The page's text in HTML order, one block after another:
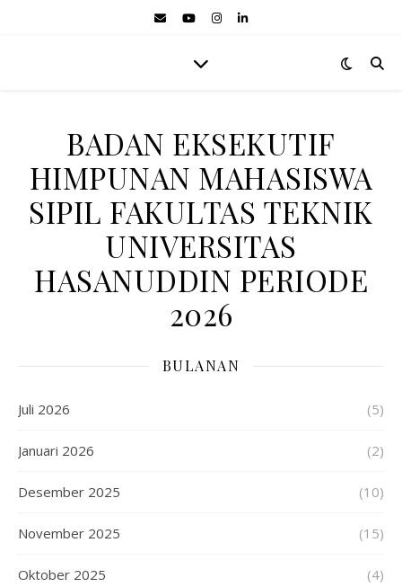
BADAN EKSEKUTIF
HIMPUNAN MAHASISWA
SIPIL FAKULTAS TEKNIK
UNIVERSITAS
HASANUDDIN PERIODE
2026
BULANAN
Juli 2026 (5)
Januari 2026 (2)
Desember 2025 (10)
November 2025 (15)
Oktober 2025 (4)